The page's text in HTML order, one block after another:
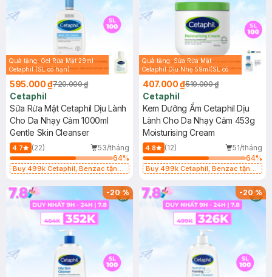
Quà tặng: Gel Rửa Mặt 29ml
Cetaphil (SL có hạn)
595.000 ₫720.000 ₫
Cetaphil
Sữa Rửa Mặt Cetaphil Dịu Lành
Cho Da Nhạy Cảm 1000ml
Gentle Skin Cleanser
4.7 (22)
53/tháng
64%
Buy 499k Cetaphil, Benzac tặng
hạn)
Quà tặng: Sữa Rửa Mặt
Cetaphil Dịu Nhẹ 59ml(SL có
407.000 ₫510.000 ₫
Cetaphil
Kem Dưỡng Ẩm Cetaphil Dịu
Lành Cho Da Nhạy Cảm 453g
Moisturising Cream
4.8 (12)
51/tháng
64%
Buy 499k Cetaphil, Benzac tặng
hạn)
-20% -20%